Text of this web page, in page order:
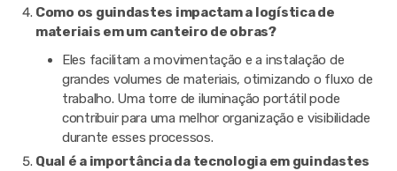
Como os guindastes impactam a logística de
materiais em um canteiro de obras?
Eles facilitam a movimentação e a instalação de
grandes volumes de materiais, otimizando o fluxo de
trabalho. Uma torre de iluminação portátil pode
contribuir para uma melhor organização e visibilidade
durante esses processos.
Qual é a importância da tecnologia em guindastes